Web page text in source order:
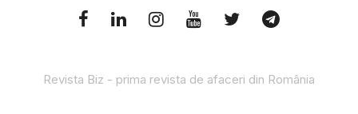
Revista Biz - prima revista de afaceri din România